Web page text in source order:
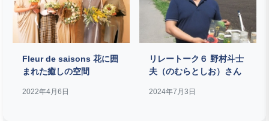
Fleur de saisons 花に囲
まれた癒しの空間
2022年4月6日
リレートーク６ 野村斗士
夫（のむらとしお）さん
2024年7月3日